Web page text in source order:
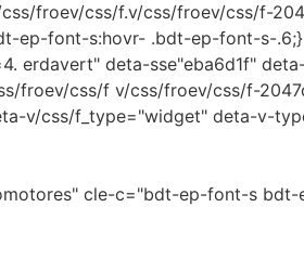
froev/css/f.v/css/froev/css/f-
ep-font-s:hovr- .bdt-ep-font-s-
erdavert" deta-sse"eba6d1f"
froev/css/f v/css/froev/css/f-
v/css/f_type="widget" deta-v-
cle-c="bdt-ep-font-s